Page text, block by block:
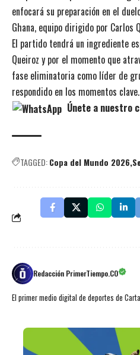
enfocará su preparación en el
Ghana, equipo dirigido por Carlos
El partido tendrá un ingrediente
Queiroz y por el momento que
fase eliminatoria como líder de
respondido en los momentos clave.
Únete a nuestro
TAGGED:Copa del Mundo 2026
Redacción PrimerTiempo.CO
El primer medio digital de deportes de